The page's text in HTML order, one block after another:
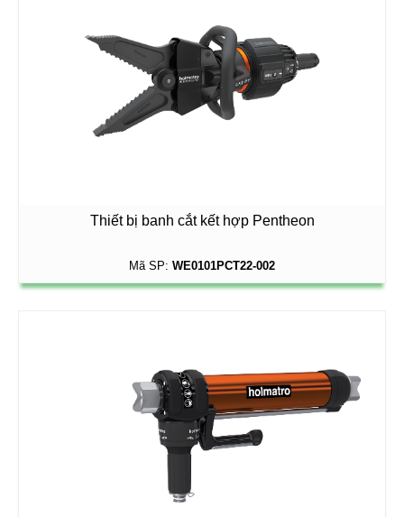
Thiết bị banh cắt kết hợp Pentheon
Mã SP: WE0101PCT22-002